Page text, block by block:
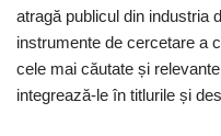
atragă publicul din industria
instrumente de cercetare a
cele mai căutate și
integrează-le în titlurile și